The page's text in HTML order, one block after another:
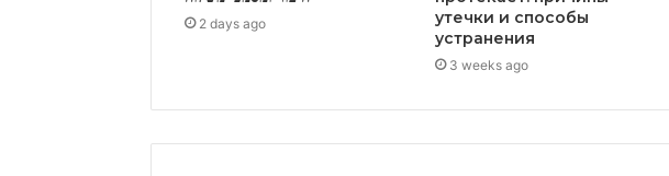
2 days ago
утечки и способы
устранения
3 weeks ago